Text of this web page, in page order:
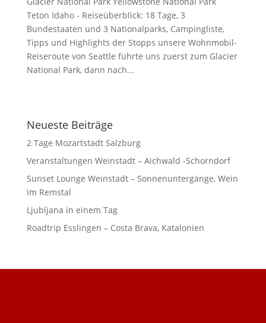
Teton Idaho - Reiseüberblick: 18 Tage, 3
Bundestaaten und 3 Nationalparks, Campingliste,
Tipps und Highlights der Stopps unsere Wohnmobil-
Reiseroute von Seattle führte uns zuerst zum Glacier
National Park, dann nach...
Neueste Beiträge
2 Tage Mozartstadt Salzburg
Veranstaltungen Weinstadt – Aichwald -Schorndorf
Sunset Lounge Weinstadt – Sonnenuntergänge, Wein
im Remstal
Ljubljana in einem Tag
Roadtrip Esslingen – Costa Brava, Katalonien